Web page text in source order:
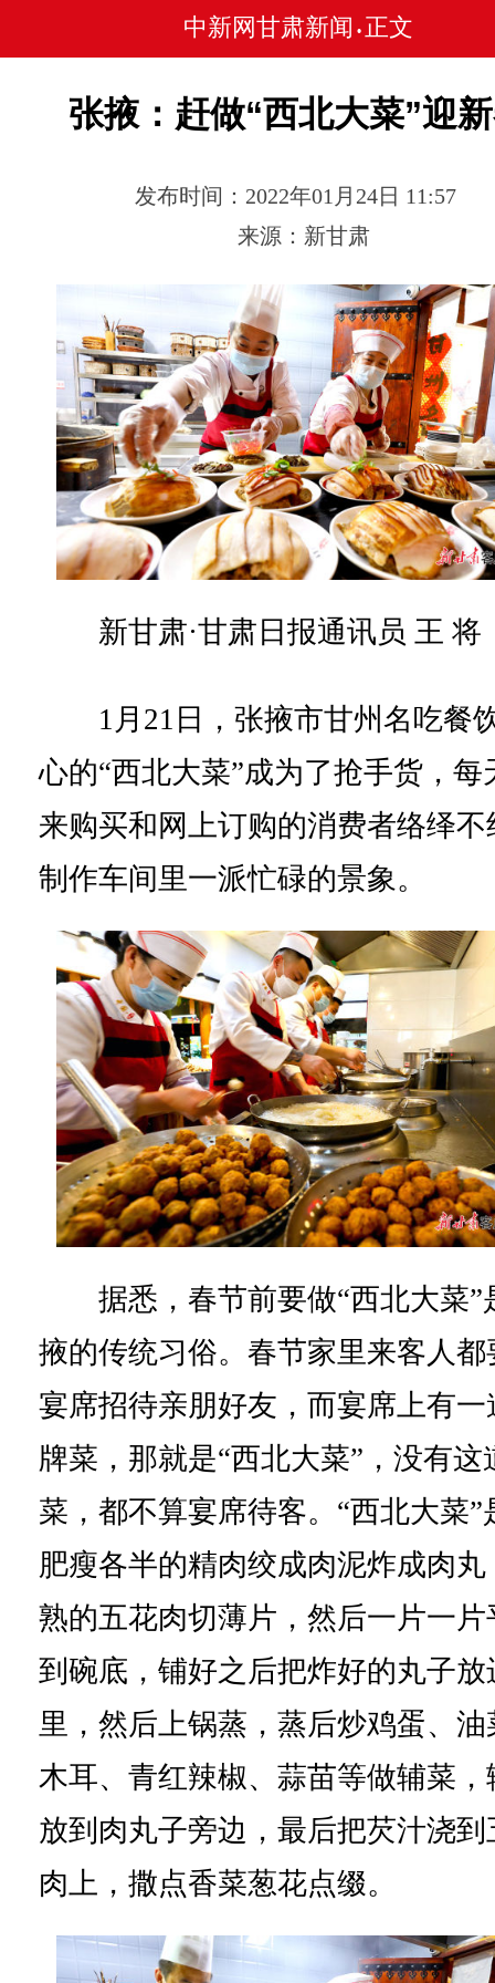
中新网甘肃新闻 • 正文
张掖：赶做“西北大菜”迎
发布时间：2022年01月24日 11:57
来源：新甘肃
新甘肃·甘肃日报通讯员 王 将
1月21日，张掖市甘州名吃餐
心的“西北大菜”成为了抢手货，每
来购买和网上订购的消费者络绎不
制作车间里一派忙碌的景象。
据悉，春节前要做“西北大菜”
掖的传统习俗。春节家里来客人都
宴席招待亲朋好友，而宴席上有一
牌菜，那就是“西北大菜”，没有这
菜，都不算宴席待客。“西北大菜”
肥瘦各半的精肉绞成肉泥炸成肉丸
熟的五花肉切薄片，然后一片一片
到碗底，铺好之后把炸好的丸子放
里，然后上锅蒸，蒸后炒鸡蛋、油
木耳、青红辣椒、蒜苗等做辅菜，
放到肉丸子旁边，最后把芡汁浇到
肉上，撒点香菜葱花点缀。